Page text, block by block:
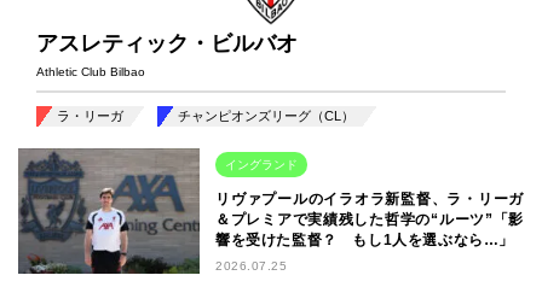
アスレティック・ビルバオ
Athletic Club Bilbao
ラ・リーガ チャンピオンズリーグ（CL）
イングランド
リヴァプールのイラオラ新監督、ラ・リーガ
＆プレミアで実績残した哲学の“ルーツ”「影
響を受けた監督？ もし1人を選ぶなら…」
2026.07.25